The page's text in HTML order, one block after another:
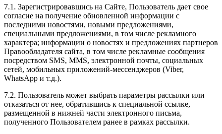
7.1. Зарегистрировавшись на Сайте, Пользователь дает свое
согласие на получение обновленной информации с
последними новостями, новыми предложениями,
специальными предложениями, в том числе рекламного
характера; информации о новостях и предложениях партнеров
Правообладателя сайта, в том числе рекламные сообщения
посредством SMS, MMS, электронной почты, социальных
сетей, мобильных приложений-мессенджеров (Viber,
WhatsApp и т.д.).
7.2. Пользователь может выбрать параметры рассылки или
отказаться от нее, обратившись к специальной ссылке,
размещенной в нижней части электронного письма,
полученного Пользователем ранее в рамках рассылки.